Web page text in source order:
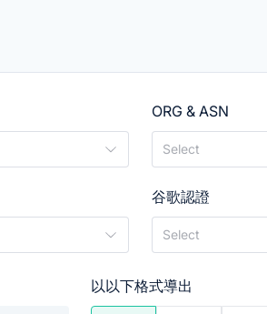
ORG & ASN
Select
谷歌認證
Select
以以下格式導出